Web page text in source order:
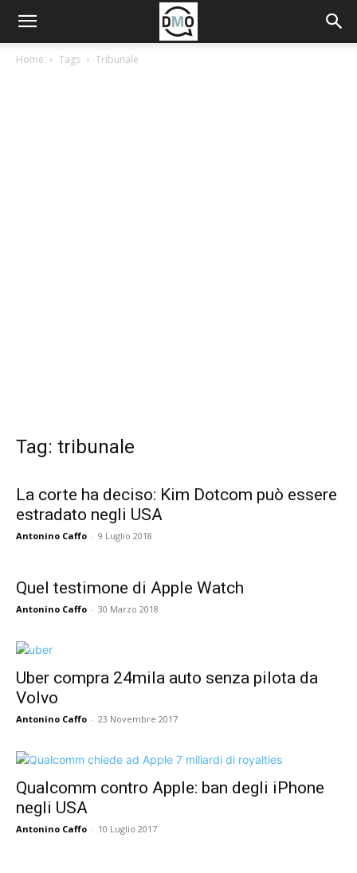
Home Tags Tribunale
Tag: tribunale
La corte ha deciso: Kim Dotcom può essere
estradato negli USA
Antonino Caffo - 9 Luglio 2018
Quel testimone di Apple Watch
Antonino Caffo - 30 Marzo 2018
Uber compra 24mila auto senza pilota da
Volvo
Antonino Caffo - 23 Novembre 2017
Qualcomm contro Apple: ban degli iPhone
negli USA
Antonino Caffo - 10 Luglio 2017